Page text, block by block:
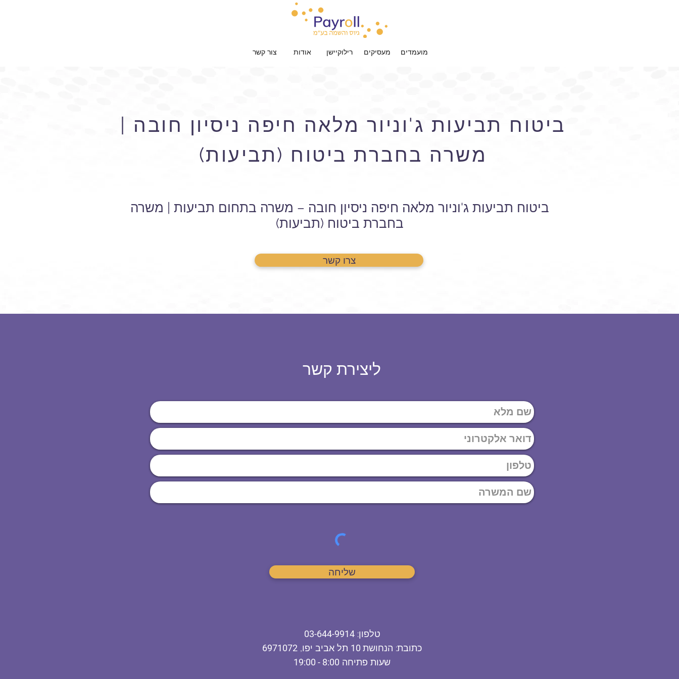
מועמדים מעסיקים רילוקיישן אודות צור קשר
ביטוח תביעות ג'וניור מלאה חיפה ניסיון חובה |
משרה בחברת ביטוח (תביעות)
ביטוח תביעות ג'וניור מלאה חיפה ניסיון חובה – משרה בתחום תביעות | משרה
בחברת ביטוח (תביעות)
צרו קשר
ליצירת קשר
טלפון:
03-644-9914
כתובת: הנחושת תל אביב יפו, 6971072
שעות פתיחה 8:00 - 19:00
שליחה